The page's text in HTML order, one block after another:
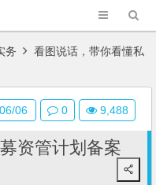
务 看图说话，带你看懂私
资管计划备案
06 0 9,488